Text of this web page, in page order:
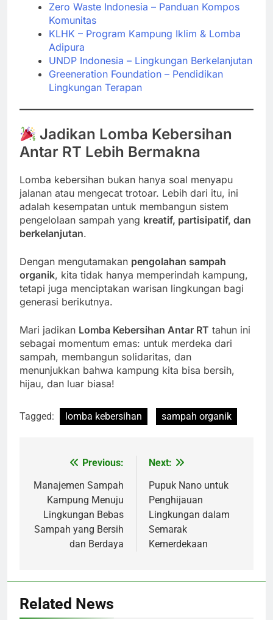
Zero Waste Indonesia – Panduan Kompos
Komunitas
KLHK – Program Kampung Iklim & Lomba
Adipura
UNDP Indonesia – Lingkungan Berkelanjutan
Greeneration Foundation – Pendidikan
Lingkungan Terapan
Jadikan Lomba Kebersihan
Antar RT Lebih Bermakna
Lomba kebersihan bukan hanya soal menyapu
jalanan atau mengecat trotoar. Lebih dari itu, ini
adalah kesempatan untuk membangun sistem
pengelolaan sampah yang kreatif, partisipatif, dan
berkelanjutan.
Dengan mengutamakan pengolahan sampah
organik, kita tidak hanya memperindah kampung,
tetapi juga menciptakan warisan lingkungan bagi
generasi berikutnya.
Mari jadikan Lomba Kebersihan Antar RT tahun ini
sebagai momentum emas: untuk merdeka dari
sampah, membangun solidaritas, dan
menunjukkan bahwa kampung kita bisa bersih,
hijau, dan luar biasa!
Tagged: lomba kebersihan sampah organik
Navigasi
pos
Previous:
Manajemen Sampah
Kampung Menuju
Lingkungan Bebas
Sampah yang Bersih
dan Berdaya
Next:
Pupuk Nano untuk
Penghijauan
Lingkungan dalam
Semarak
Kemerdekaan
Related News